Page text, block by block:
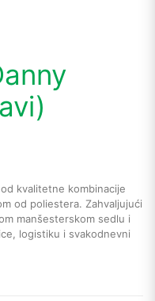
kvalitetne kombinacije
od poliestera. Zahvaljujući
manšesterskom sedlu i
logistiku i svakodnevni